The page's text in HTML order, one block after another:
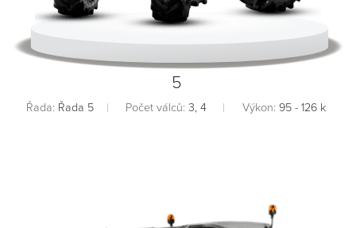
5
Řada: Řada 5 Počet válců: 3, 4 Výkon: 95 - 126 k